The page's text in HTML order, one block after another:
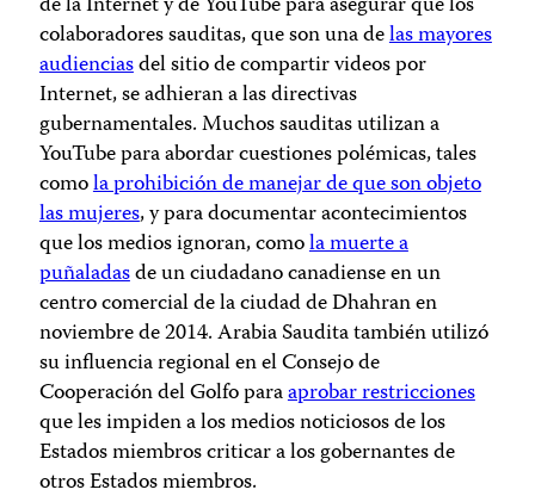
colaboradores sauditas, que son una delas mayores
audienciasdel sitio de compartir videos por
Internet, se adhieran a las directivas
gubernamentales. Muchos sauditas utilizan a
YouTube para abordar cuestiones polémicas, tales
comola prohibición de manejar de que son objeto
las mujeres, y para documentar acontecimientos
que los medios ignoran, comola muerte a
puñaladasde un ciudadano canadiense en un
centro comercial de la ciudad de Dhahran en
noviembre de 2014. Arabia Saudita también utilizó
su influencia regional en el Consejo de
Cooperación del Golfo paraaprobar restricciones
que les impiden a los medios noticiosos de los
Estados miembros criticar a los gobernantes de
otros Estados miembros.